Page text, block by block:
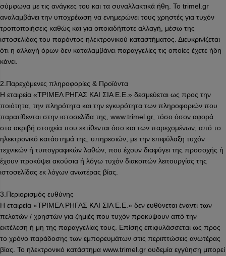
σύμφωνα με τις ανάγκες του και τα συναλλακτικά ήθη. Το trimel.gr
αναλαμβάνει την υποχρέωση να ενημερώνει τους χρηστές για τυχόν
τροποποιήσεις καθώς και για οποιαδήποτε αλλαγή, μέσω της
ιστοσελίδας του παρόντος ηλεκτρονικού καταστήματος. Διευκρινίζεται
ότι η αλλαγή όρων δεν καταλαμβάνει παραγγελίες τις οποίες έχετε ήδη
κάνει.
2.Παρεχόμενες πληροφορίες & Προϊόντα
Η εταιρεία «ΤΡΙΜΕΛ ΡΗΓΑΣ ΚΑΙ ΣΙΑ Ε.Ε.» δεσμεύεται ως προς την
ποιότητα, την πληρότητα και την εγκυρότητα των πληροφοριών που
παρατίθενται στην ιστοσελίδα της, www.trimel.gr, τόσο όσον αφορά
στα ακριβή στοιχεία που εκτίθενται όσο και των παρεχομένων, από το
ηλεκτρονικό κατάστημά της, υπηρεσιών, με την επιφύλαξη τυχόν
τεχνικών ή τυπογραφικών λαθών, που έχουν διαφύγει της προσοχής ή
έχουν προκύψει ακούσια ή λόγω τυχόν διακοπών λειτουργίας της
ιστοσελίδας εκ λόγων ανωτέρας βίας.
3.Περιορισμός ευθύνης
Η εταιρεία «ΤΡΙΜΕΛ ΡΗΓΑΣ ΚΑΙ ΣΙΑ Ε.Ε.» δεν ευθύνεται έναντι των
πελατών / χρηστών για ζημιές που τυχόν προκύψουν από την
εκτέλεση ή μη της παραγγελίας τους. Επίσης επιφυλάσσεται ως προς
το χρόνο παράδοσης των εμπορευμάτων στις περιπτώσεις ανωτέρας
βίας. Το ηλεκτρονικό κατάστημα www.trimel.gr ουδεμία εγγύηση μπορεί